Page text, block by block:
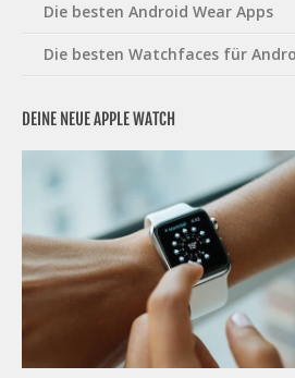
Die besten Android Wear Apps
Die besten Watchfaces für
DEINE NEUE APPLE WATCH